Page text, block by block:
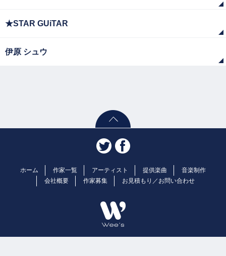
★STAR GUiTAR
伊原 シュウ
ホーム 作家一覧 アーティスト 提供楽曲
音楽制作
会社概要
作家募集 お見積もり／お問い合わせ